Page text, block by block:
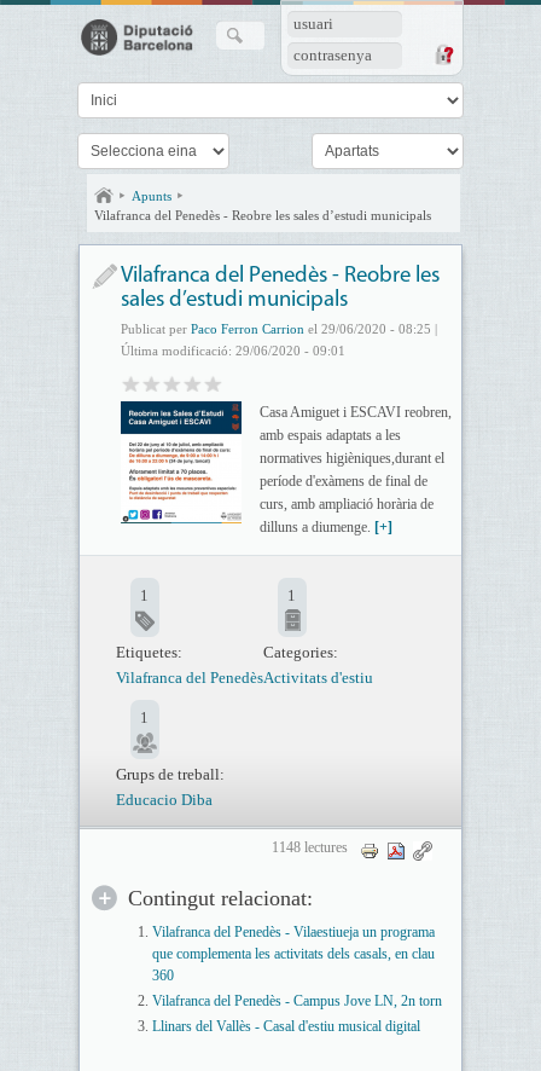
usuari
contrasenya
Apunts
Vilafranca del Penedès - Reobre les sales d’estudi municipals
Vilafranca del Penedès - Reobre les
sales d’estudi municipals
Publicat per Paco Ferron Carrion el 29/06/2020 - 08:25 |
Última modificació: 29/06/2020 - 09:01
Casa Amiguet i ESCAVI reobren,
amb espais adaptats a les
normatives higièniques,durant el
període d'exàmens de final de
curs, amb ampliació horària de
dilluns a diumenge. [+]
1
Etiquetes:
Vilafranca del Penedès
1
Categories:
Activitats d'estiu
1
Grups de treball:
Educacio Diba
1148 lectures
Contingut relacionat:
Vilafranca del Penedès - Vilaestiueja un programa
que complementa les activitats dels casals, en clau
360
Vilafranca del Penedès - Campus Jove LN, 2n torn
Llinars del Vallès - Casal d'estiu musical digital